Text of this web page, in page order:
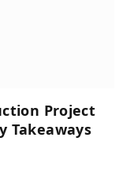
Project
Takeaways